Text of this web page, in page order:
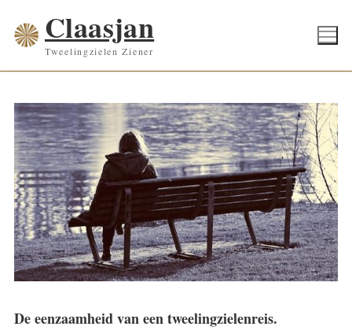
naar
Claasjan
Tweelingzielen Ziener
De eenzaamheid van een tweelingzielenreis.